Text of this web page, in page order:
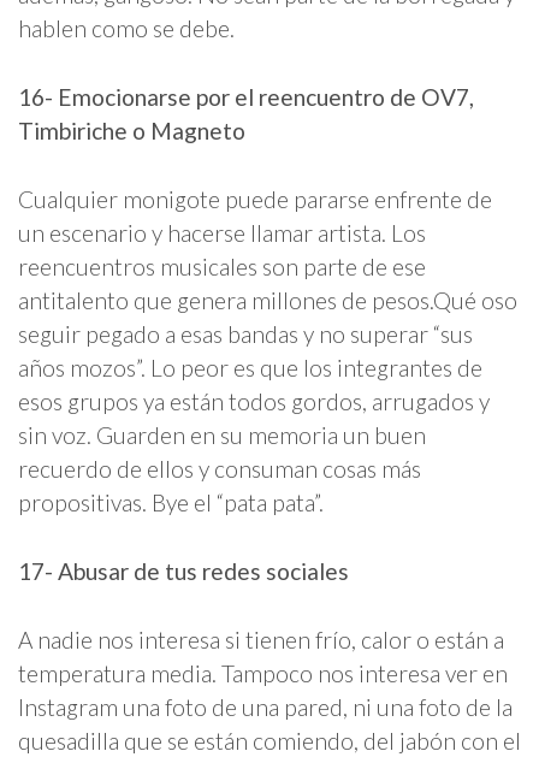
hablen como se debe.
16- Emocionarse por el reencuentro de OV7,
Timbiriche o Magneto
Cualquier monigote puede pararse enfrente de
un escenario y hacerse llamar artista. Los
reencuentros musicales son parte de ese
antitalento que genera millones de pesos.Qué oso
seguir pegado a esas bandas y no superar “sus
años mozos”. Lo peor es que los integrantes de
esos grupos ya están todos gordos, arrugados y
sin voz. Guarden en su memoria un buen
recuerdo de ellos y consuman cosas más
propositivas. Bye el “pata pata”.
17- Abusar de tus redes sociales
A nadie nos interesa si tienen frío, calor o están a
temperatura media. Tampoco nos interesa ver en
Instagram una foto de una pared, ni una foto de la
quesadilla que se están comiendo, del jabón con el